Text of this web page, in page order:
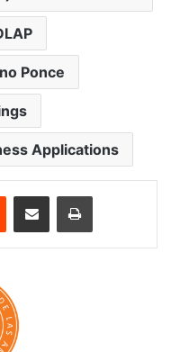
Ponce
Applications
Reddit Share via Email Print